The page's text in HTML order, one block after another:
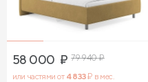
58 000 ₽ 79 940₽
или частями от 4 833₽ в мес.